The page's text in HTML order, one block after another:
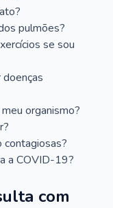
pulmões?
se sou
organismo?
contagiosas?
a COVID-19?
com